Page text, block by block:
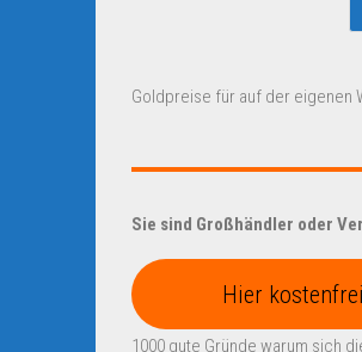
Goldpreise für auf der eigenen
Sie sind Großhändler oder
Hier
1000 gute Gründe warum sich